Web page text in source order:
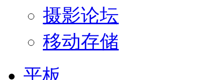
摄影论坛
移动存储
平板